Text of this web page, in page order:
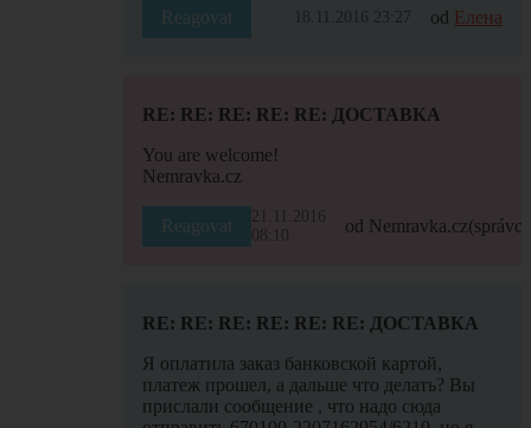
Reagovat 18.11.2016 23:27 od Елена
RE: RE: RE: RE: RE: ДОСТАВКА
You are welcome!
Nemravka.cz
Reagovat
21.11.2016
08:10
od Nemravka.cz
RE: RE: RE: RE: RE: RE: ДОСТАВКА
Я оплатила заказ банковской картой,
платеж прошел, а дальше что делать? Вы
прислали сообщение , что надо сюда